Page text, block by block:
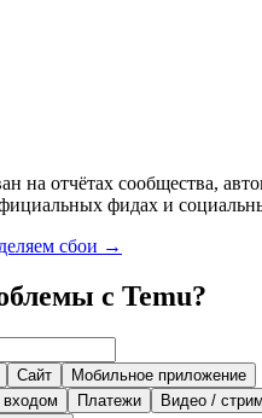
на отчётах сообщества,
фидах и
сбои →
с Temu?
Сайт
Мобильное приложение
Платежи Видео /